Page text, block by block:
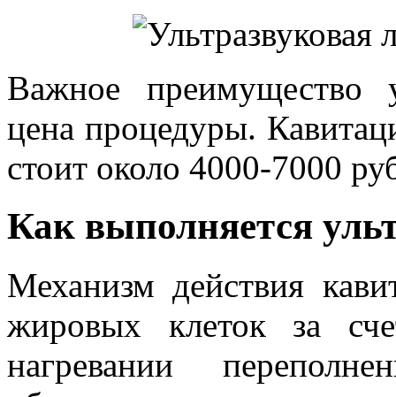
Важное преимущество
цена процедуры.
стоит около 4000-7000
Как выполняется
Механизм действия
жировых клеток за
нагревании